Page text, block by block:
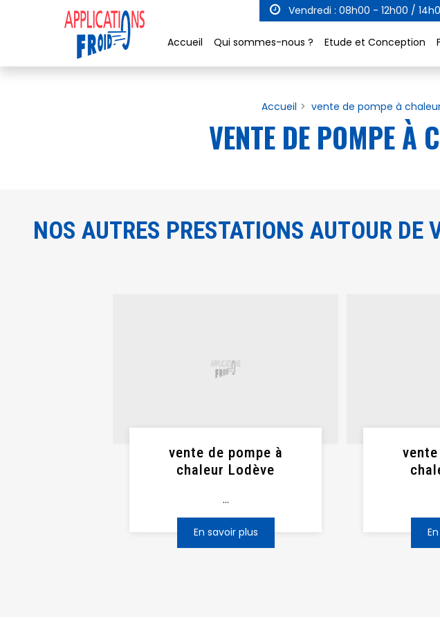
Vendredi : 08h00 - 12h00 /
Accueil Qui sommes-nous ? Etude et Conception
Accueil vente de pompe à
VENTE DE POMPE À
NOS AUTRES PRESTATIONS AUTOUR
vente de pompe à
chaleur Lodève
...
En savoir plus
Panneau de gestion des cookies